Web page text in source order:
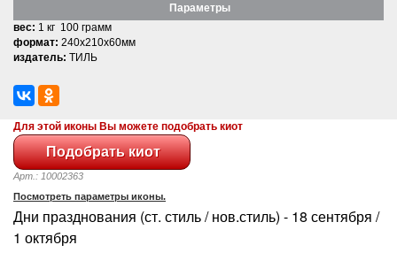
Параметры
вес: 1 кг 100 грамм
формат: 240x210x60мм
издатель: ТИЛЬ
Для этой иконы Вы можете подобрать киот
Арт.: 10002363
Посмотреть параметры иконы.
Дни празднования (ст. стиль / нов.стиль) - 18 сентября /
1 октября